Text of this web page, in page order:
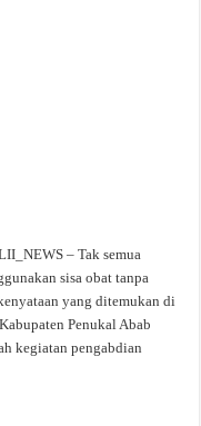
– Tak semua
sisa obat tanpa
yang ditemukan di
Penukal Abab
kegiatan pengabdian